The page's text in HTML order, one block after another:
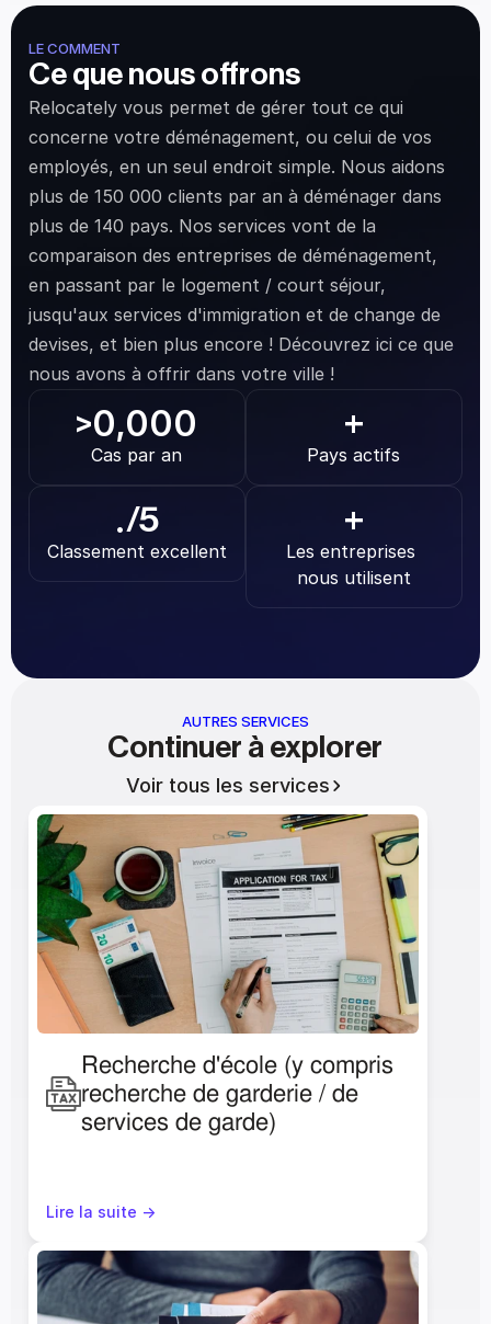
LE COMMENT
Ce que nous offrons
Relocately vous permet de gérer tout ce qui
concerne votre déménagement, ou celui de vos
employés, en un seul endroit simple. Nous aidons
plus de 150 000 clients par an à déménager dans
plus de 140 pays. Nos services vont de la
comparaison des entreprises de déménagement,
en passant par le logement / court séjour,
jusqu'aux services d'immigration et de change de
devises, et bien plus encore ! Découvrez ici ce que
nous avons à offrir dans votre ville !
>0,000
Cas par an
+
Pays actifs
./5
Classement excellent
+
Les entreprises
nous utilisent
AUTRES SERVICES
Continuer à explorer
Voir tous les services
Recherche d'école (y compris
recherche de garderie / de
services de garde)
Lire la suite ->